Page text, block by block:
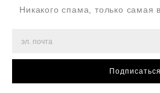
Никакого спама, только самая
Подписаться